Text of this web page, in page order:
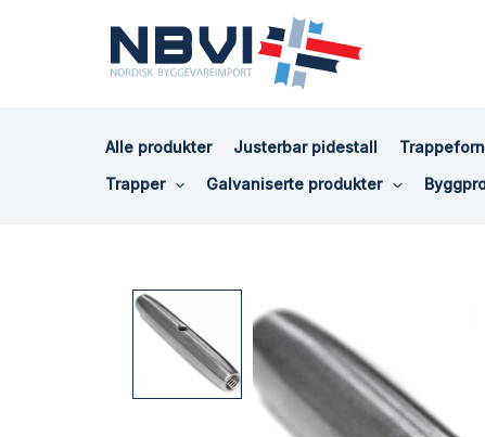
Alle produkter Justerbar pidestall
Trapper
Galvaniserte produkter